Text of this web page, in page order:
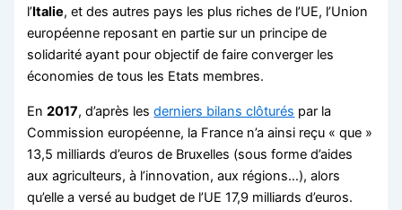
l’Italie, et des autres pays les plus riches de l’UE, l’Union
européenne reposant en partie sur un principe de
solidarité ayant pour objectif de faire converger les
économies de tous les Etats membres.
En2017, d’après lesderniers bilans clôturés par la
Commission européenne, la France n’a ainsi reçu « que »
13,5 milliards d’euros de Bruxelles (sous forme d’aides
aux agriculteurs, à l’innovation, aux régions…), alors
qu’elle a versé au budget de l’UE 17,9 milliards d’euros.